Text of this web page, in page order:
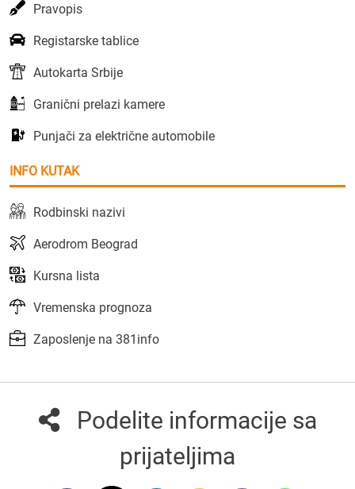
Pravopis
Registarske tablice
Autokarta Srbije
Granični prelazi kamere
Punjači za električne automobile
INFO KUTAK
Rodbinski nazivi
Aerodrom Beograd
Kursna lista
Vremenska prognoza
Zaposlenje na 381info
Podelite informacije sa
prijateljima